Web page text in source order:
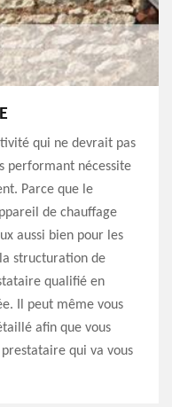
qui ne devrait pas
performant nécessite
Parce que le
de chauffage
aussi bien pour les
structuration de
qualifié en
Il peut même vous
afin que vous
qui va vous